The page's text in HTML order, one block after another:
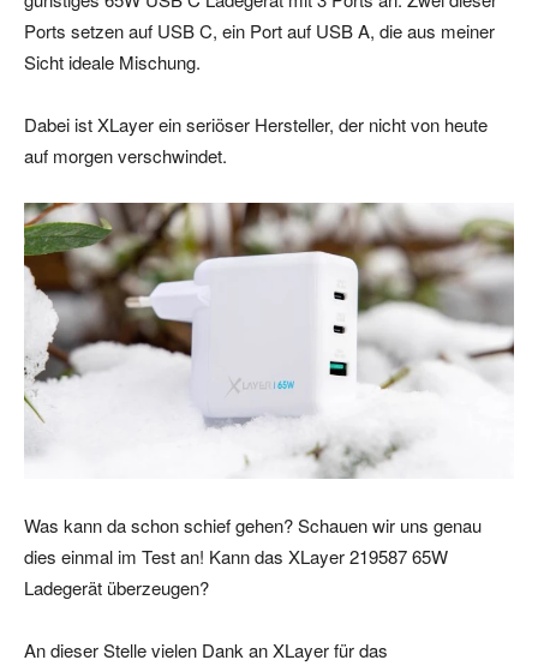
Ports setzen auf USB C, ein Port auf USB A, die aus meiner
Sicht ideale Mischung.
Dabei ist XLayer ein seriöser Hersteller, der nicht von heute
auf morgen verschwindet.
Was kann da schon schief gehen? Schauen wir uns genau
dies einmal im Test an! Kann das XLayer 219587 65W
Ladegerät überzeugen?
An dieser Stelle vielen Dank an XLayer für das